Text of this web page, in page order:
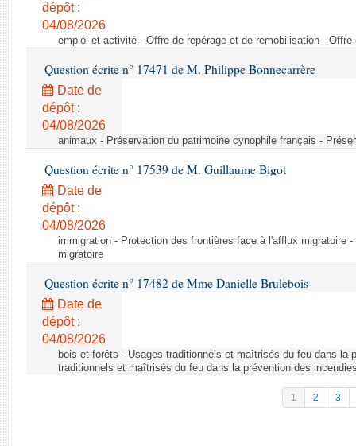
dépôt :
04/08/2026
emploi et activité - Offre de repérage et de remobilisation -
Question écrite n° 17471 de M. Philippe Bonnecarrère
Date de
dépôt :
04/08/2026
animaux - Préservation du patrimoine cynophile français -
Question écrite n° 17539 de M. Guillaume Bigot
Date de
dépôt :
04/08/2026
immigration - Protection des frontières face à l'afflux migratoire
migratoire
Question écrite n° 17482 de Mme Danielle Brulebois
Date de
dépôt :
04/08/2026
bois et forêts - Usages traditionnels et maîtrisés du feu dans la
traditionnels et maîtrisés du feu dans la prévention des
1 2 3